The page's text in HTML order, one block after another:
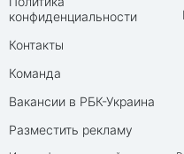
конфиденциальности
Контакты
Команда
Вакансии в РБК-Украина
Разместить рекламу